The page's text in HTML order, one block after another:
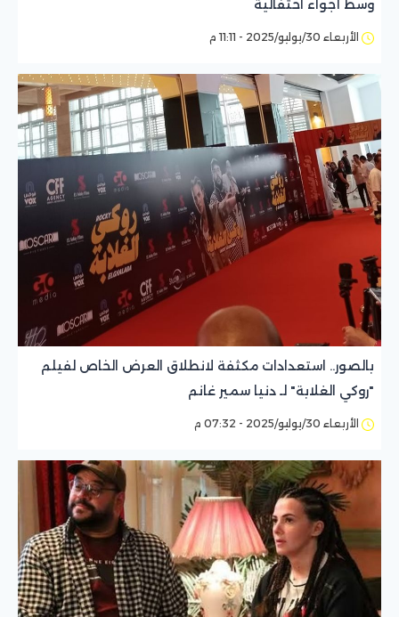
وسط أجواء احتفالية
الأربعاء 30/يوليو/2025 - 11:11 م
بالصور.. استعدادات مكثفة لانطلاق العرض الخاص لفيلم
"روكي الغلابة" لـ دنيا سمير غانم
الأربعاء 30/يوليو/2025 - 07:32 م